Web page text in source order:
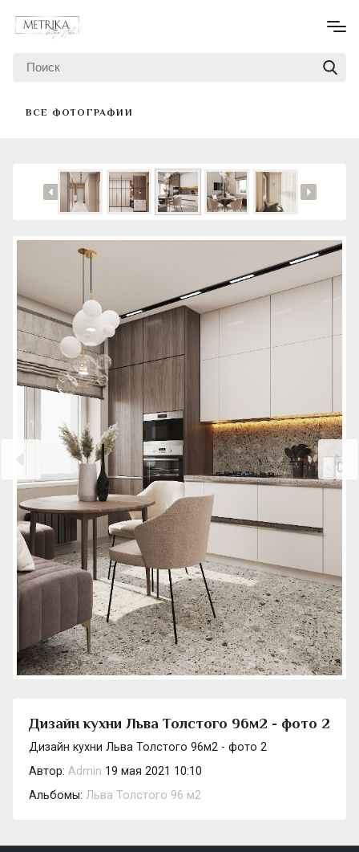
ВСЕ ФОТОГРАФИИ
Дизайн кухни Льва Толстого 96м2 - фото 2
Дизайн кухни Льва Толстого 96м2 - фото 2
Автор: Admin 19 мая 2021 10:10
Альбомы: Льва Толстого 96 м2